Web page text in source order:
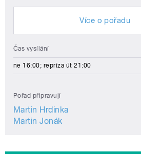
Více o pořadu
Čas vysílání
ne 16:00; repríza út 21:00
Pořad připravují
Martin Hrdinka
Martin Jonák